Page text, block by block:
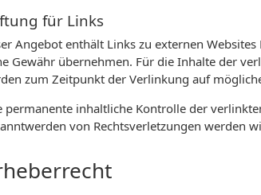
für Links
Angebot enthält Links zu externen
Gewähr übernehmen. Für die Inhalte der
zum Zeitpunkt der Verlinkung auf
permanente inhaltliche Kontrolle der
von Rechtsverletzungen werden